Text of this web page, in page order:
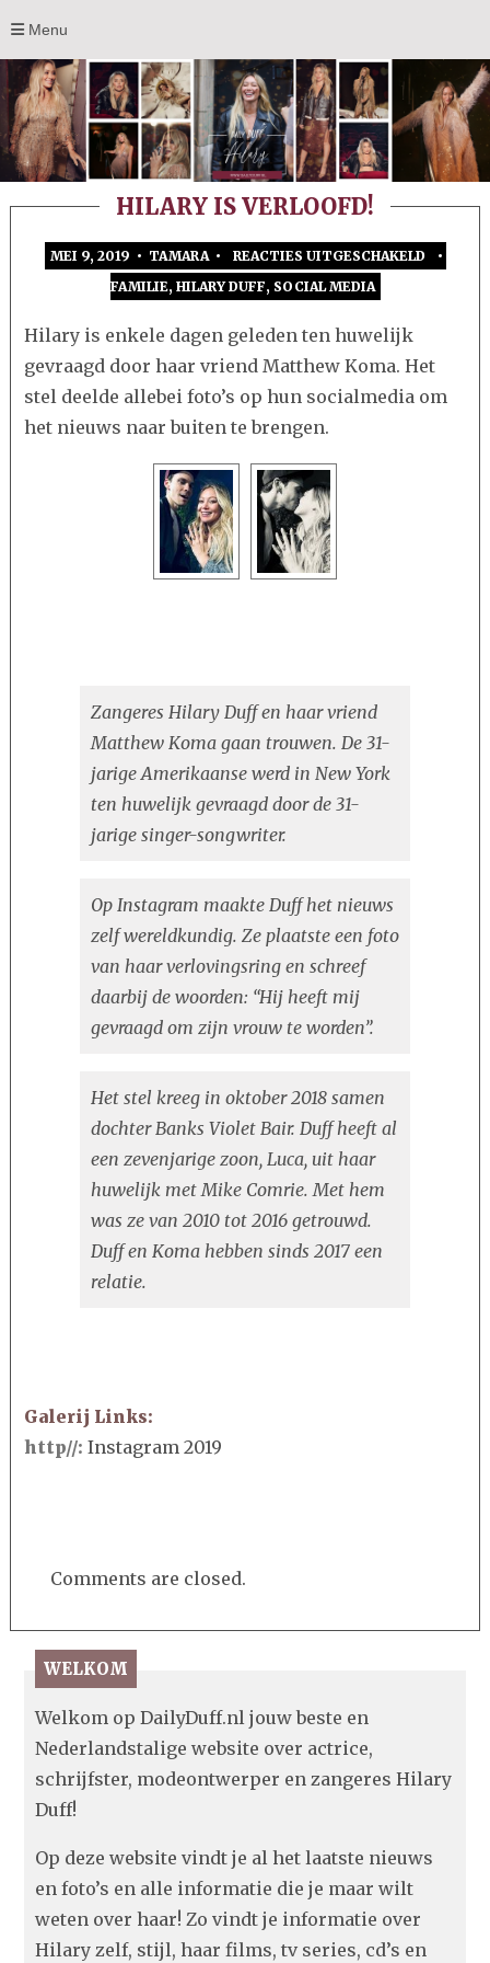
Menu
HILARY IS VERLOOFD!
MEI 9, 2019 • TAMARA • REACTIES UITGESCHAKELD
VOOR
•
FAMILIE, HILARY DUFF, SOCIAL MEDIA
Hilary is enkele dagen geleden ten huwelijk
gevraagd door haar vriend Matthew Koma. Het
stel deelde allebei foto’s op hun socialmedia om
het nieuws naar buiten te brengen.
Zangeres Hilary Duff en haar vriend
Matthew Koma gaan trouwen. De 31-
jarige Amerikaanse werd in New York
ten huwelijk gevraagd door de 31-
jarige singer-songwriter.
Op Instagram maakte Duff het nieuws
zelf wereldkundig. Ze plaatste een foto
van haar verlovingsring en schreef
daarbij de woorden: “Hij heeft mij
gevraagd om zijn vrouw te worden”.
Het stel kreeg in oktober 2018 samen
dochter Banks Violet Bair. Duff heeft al
een zevenjarige zoon, Luca, uit haar
huwelijk met Mike Comrie. Met hem
was ze van 2010 tot 2016 getrouwd.
Duff en Koma hebben sinds 2017 een
relatie.
Galerij Links:
http//:Instagram 2019
Comments are closed.
WELKOM
Welkom op DailyDuff.nl jouw beste en
Nederlandstalige website over actrice,
schrijfster, modeontwerper en zangeres Hilary
Duff!
Op deze website vindt je al het laatste nieuws
en foto’s en alle informatie die je maar wilt
weten over haar! Zo vindt je informatie over
Hilary zelf, stijl, haar films, tv series, cd’s en